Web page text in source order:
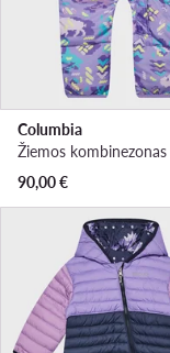
Columbia
90,00€